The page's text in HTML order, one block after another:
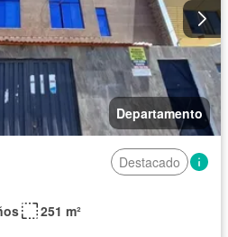
Departamento
Destacado
251 m²